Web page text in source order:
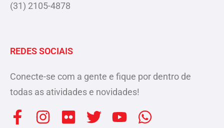
(31) 2105-4878
REDES SOCIAIS
Conecte-se com a gente e fique por dentro de
todas as atividades e novidades!
F I F T Y W